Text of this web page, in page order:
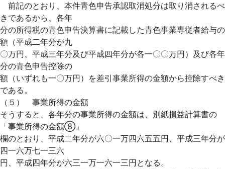
前記のとおり、本件青色申告承認取消処分は取り消されるべ
きであるから、各年
分の所得税の青色申告決算書に記載した青色事業専従者給与の
額（平成二年分が九
〇万円、平成三年分及び平成四年分が各一〇〇万円）及び各年
分の青色申告控除の
額（いずれも一〇万円）を差引事業所得の金額から控除すべき
である。
（５） 事業所得の金額
そうすると、各年分の事業所得の金額は、別紙損益計算書の
「事業所得の金額⑧」
欄のとおり、平成二年分が六〇一万四六五五円、平成三年分が
四一六万七一三六
円、平成四年分が六三一万一六一三円となる。